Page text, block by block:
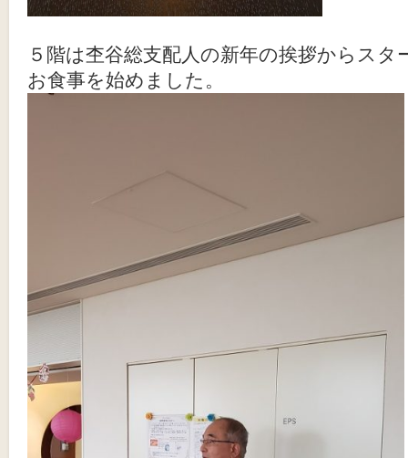
５階は杢谷総支配人の新年の挨拶から
お食事を始めました。